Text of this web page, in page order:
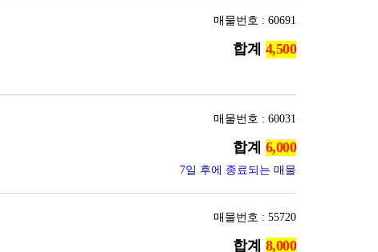
매물번호 : 60691
합계
매물번호 : 60031
합계
7일 후에 종료되는 매물
매물번호 : 55720
합계